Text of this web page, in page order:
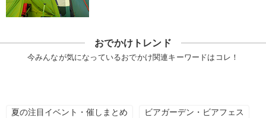
おでかけトレンド
今みんなが気になっているおでかけ関連キーワードはコレ！
夏の注目イベント・催しまとめ ビアガーデン・ビアフェス